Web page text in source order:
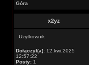
Góra
x2yz
Użytkownik
Dołączył(a): 12.kwi.2025
12:57:22
Posty: 1